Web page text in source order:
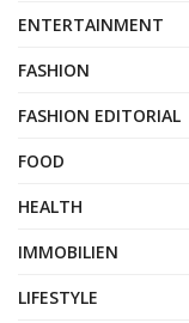
ENTERTAINMENT
FASHION
FASHION EDITORIAL
FOOD
HEALTH
IMMOBILIEN
LIFESTYLE